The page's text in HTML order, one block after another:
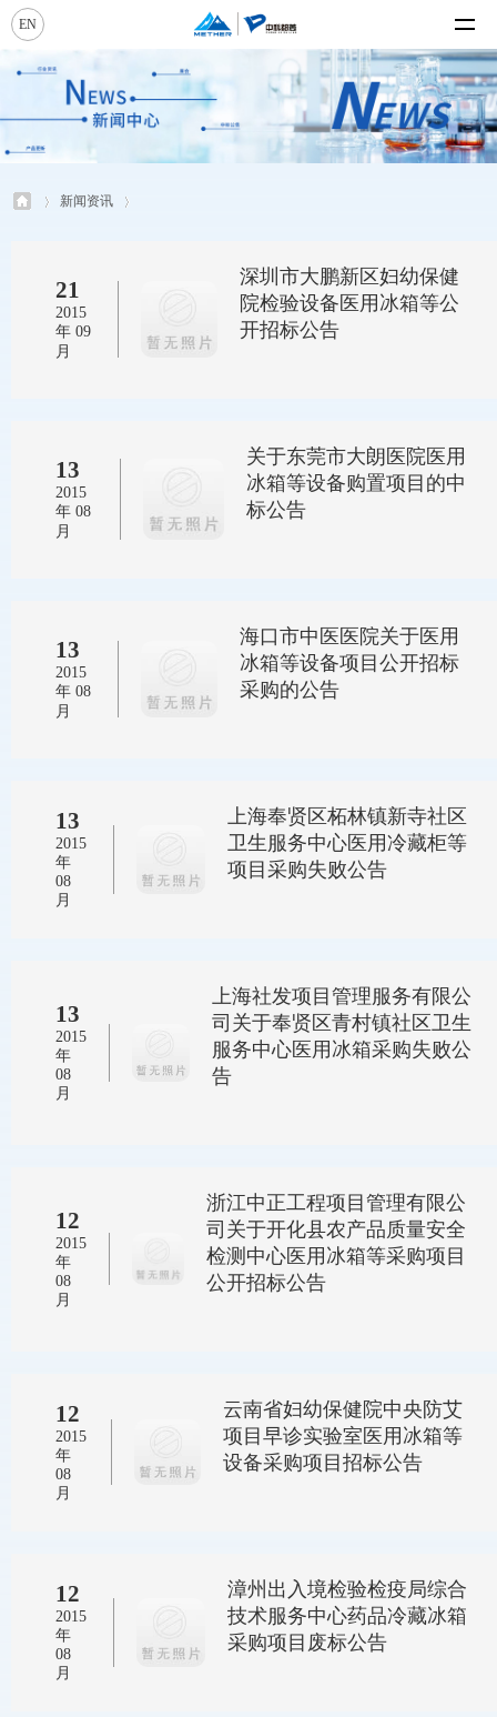
EN
新闻资讯
21
2015
年 09
月
深圳市大鹏新区妇幼保健
院检验设备医用冰箱等公
开招标公告
13
2015
年 08
月
关于东莞市大朗医院医用
冰箱等设备购置项目的中
标公告
13
2015
年 08
月
海口市中医医院关于医用
冰箱等设备项目公开招标
采购的公告
13
2015
年
08
月
上海奉贤区柘林镇新寺社区
卫生服务中心医用冷藏柜等
项目采购失败公告
13
2015
年
08
月
上海社发项目管理服务有限公
司关于奉贤区青村镇社区卫生
服务中心医用冰箱采购失败公
告
12
2015
年
08
月
浙江中正工程项目管理有限公
司关于开化县农产品质量安全
检测中心医用冰箱等采购项目
公开招标公告
12
2015
年
08
月
云南省妇幼保健院中央防艾
项目早诊实验室医用冰箱等
设备采购项目招标公告
12
2015
年
08
月
漳州出入境检验检疫局综合
技术服务中心药品冷藏冰箱
采购项目废标公告